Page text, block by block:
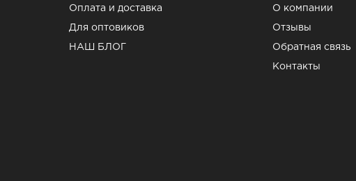
Оплата и доставка
Для оптовиков
НАШ БЛОГ
О компании
Отзывы
Обратная связь
Контакты